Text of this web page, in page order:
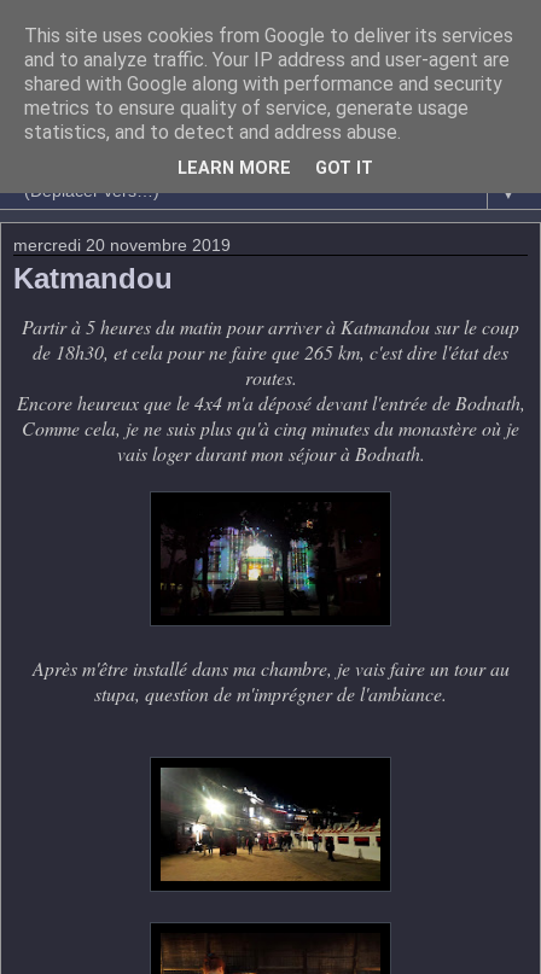
▼
mercredi 20 novembre 2019
Katmandou
Partir à 5 heures du matin pour arriver à Katmandou sur le coup
de 18h30, et cela pour ne faire que 265 km, c'est dire l'état des
routes.
Encore heureux que le 4x4 m'a déposé devant l'entrée de Bodnath,
Comme cela, je ne suis plus qu'à cinq minutes du monastère où je
vais loger durant mon séjour à Bodnath.
Après m'être installé dans ma chambre, je vais faire un tour au
stupa, question de m'imprégner de l'ambiance.
This site uses cookies from Google to deliver its services
and to analyze traffic. Your IP address and user-agent are
shared with Google along with performance and security
metrics to ensure quality of service, generate usage
statistics, and to detect and address abuse.
LEARN MORE GOT IT